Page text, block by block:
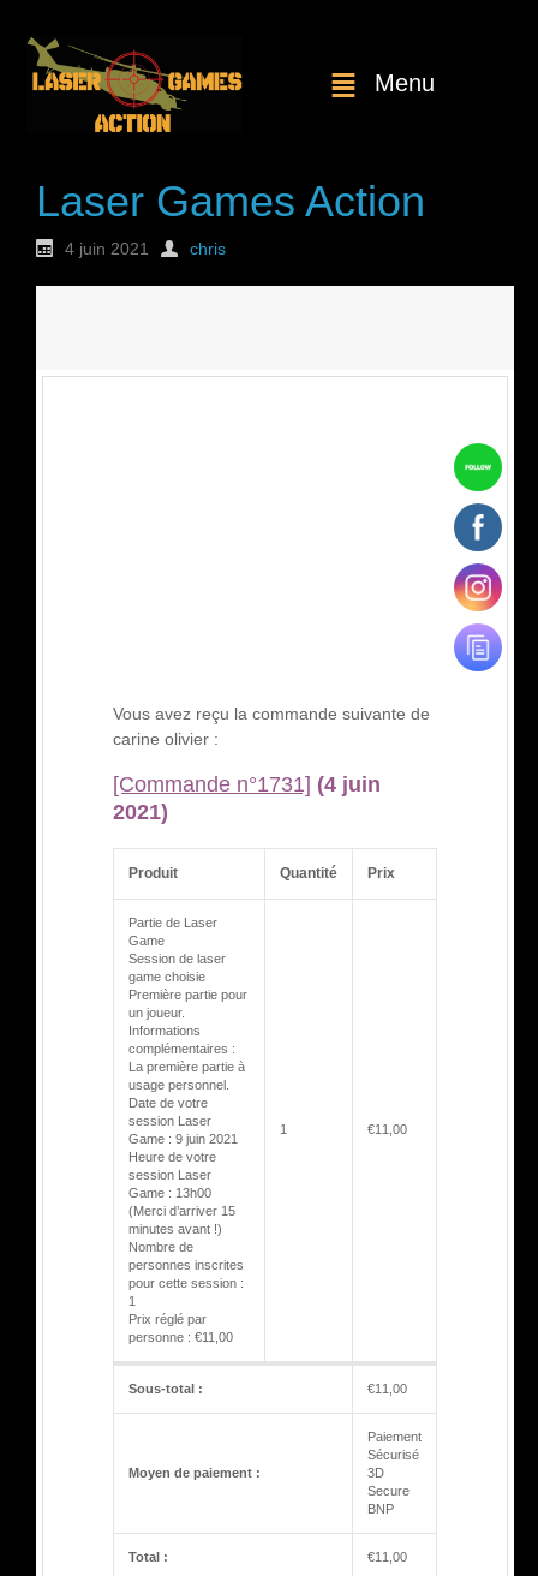
Menu
Laser Games Action
4 juin 2021 chris
Vous avez reçu la commande suivante de
carine olivier :
[Commande n°1731] (4 juin
2021)
Produit Quantité Prix
Partie de Laser
Game
Session de laser
game choisie
Première partie pour
un joueur.
Informations
complémentaires :
La première partie à
usage personnel.
Date de votre
session Laser
Game : 9 juin 2021
Heure de votre
session Laser
Game : 13h00
(Merci d’arriver 15
minutes avant !)
Nombre de
personnes inscrites
pour cette session :
1
Prix réglé par
personne : €11,00
1 €11,00
Sous-total : €11,00
Moyen de paiement :
Paiement
Sécurisé
3D
Secure
BNP
Total : €11,00